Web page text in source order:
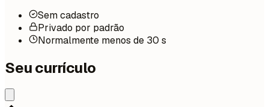
Sem cadastro
Privado por padrão
Normalmente menos de 30 s
Seu currículo